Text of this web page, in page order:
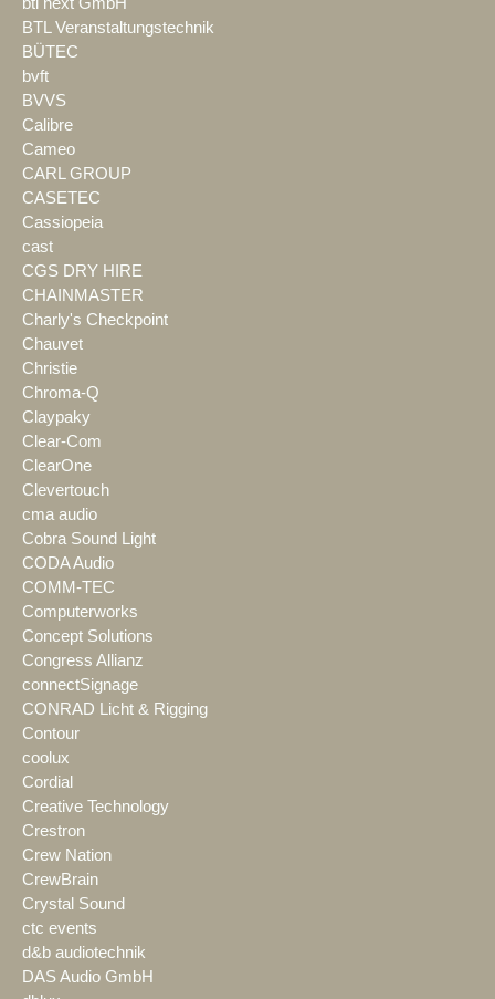
BTL Veranstaltungstechnik
BÜTEC
bvft
BVVS
Calibre
Cameo
CARL GROUP
CASETEC
Cassiopeia
cast
CGS DRY HIRE
CHAINMASTER
Charly's Checkpoint
Chauvet
Christie
Chroma-Q
Claypaky
Clear-Com
ClearOne
Clevertouch
cma audio
Cobra Sound Light
CODA Audio
COMM-TEC
Computerworks
Concept Solutions
Congress Allianz
connectSignage
CONRAD Licht & Rigging
Contour
coolux
Cordial
Creative Technology
Crestron
Crew Nation
CrewBrain
Crystal Sound
ctc events
d&b audiotechnik
DAS Audio GmbH